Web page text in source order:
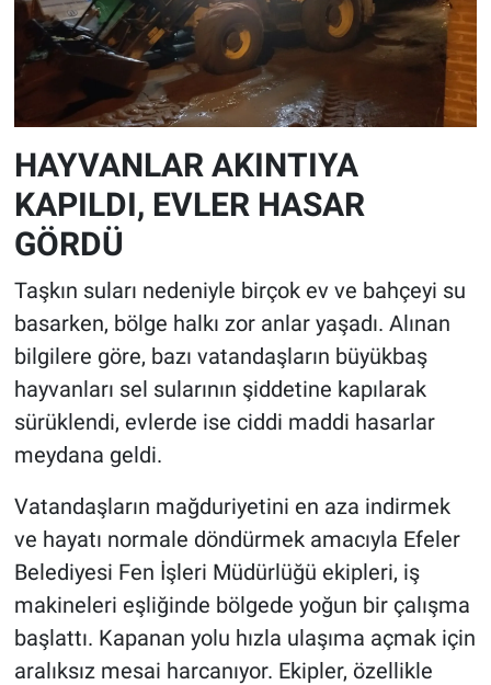
HAYVANLAR AKINTIYA
KAPILDI, EVLER HASAR
GÖRDÜ
Taşkın suları nedeniyle birçok ev ve bahçeyi su
basarken, bölge halkı zor anlar yaşadı. Alınan
bilgilere göre, bazı vatandaşların büyükbaş
hayvanları sel sularının şiddetine kapılarak
sürüklendi, evlerde ise ciddi maddi hasarlar
meydana geldi.
Vatandaşların mağduriyetini en aza indirmek
ve hayatı normale döndürmek amacıyla Efeler
Belediyesi Fen İşleri Müdürlüğü ekipleri, iş
makineleri eşliğinde bölgede yoğun bir çalışma
başlattı. Kapanan yolu hızla ulaşıma açmak için
aralıksız mesai harcanıyor. Ekipler, özellikle